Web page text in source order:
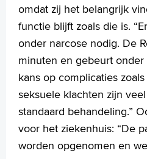
omdat zij het belangrijk
functie blijft zoals die is.
onder narcose nodig. De
minuten en gebeurt
kans op complicaties
seksuele klachten zijn
standaard behandeling.”
voor het ziekenhuis: “De
worden opgenomen en